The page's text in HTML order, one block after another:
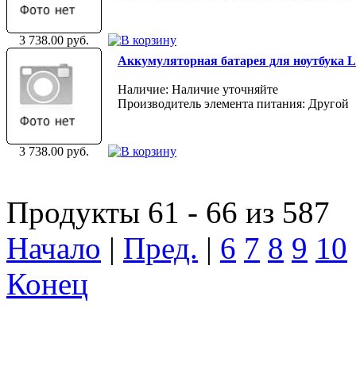
3 738.00 руб.
Аккумуляторная батарея для ноутбука
Наличие: Наличие уточняйте
Производитель элемента питания: Другой
3 738.00 руб.
Продукты 61 - 66 из 587
Начало | Пред. | 6 7 8 9 10
Конец